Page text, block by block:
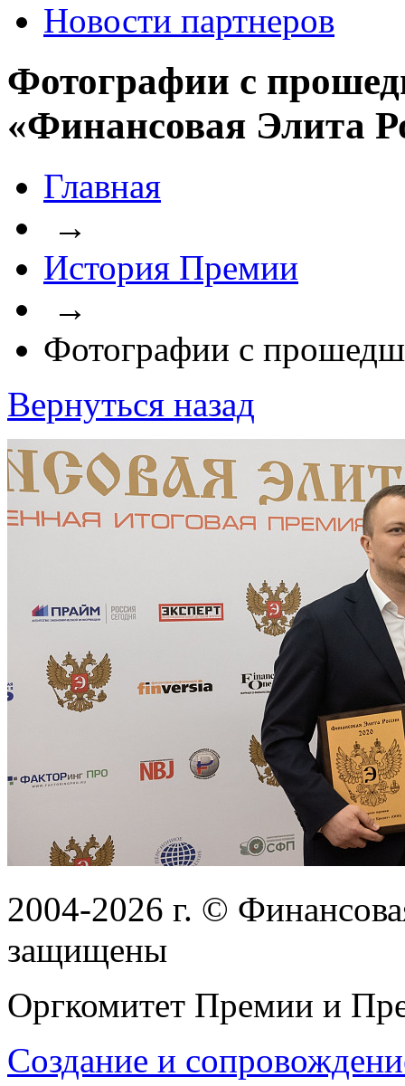
Новости партнеров
Фотографии с
«Финансовая Элита
Главная
→
История Премии
→
Фотографии с
Вернуться назад
2004-2026 г. ©
защищены
Оргкомитет Премии и
Создание и